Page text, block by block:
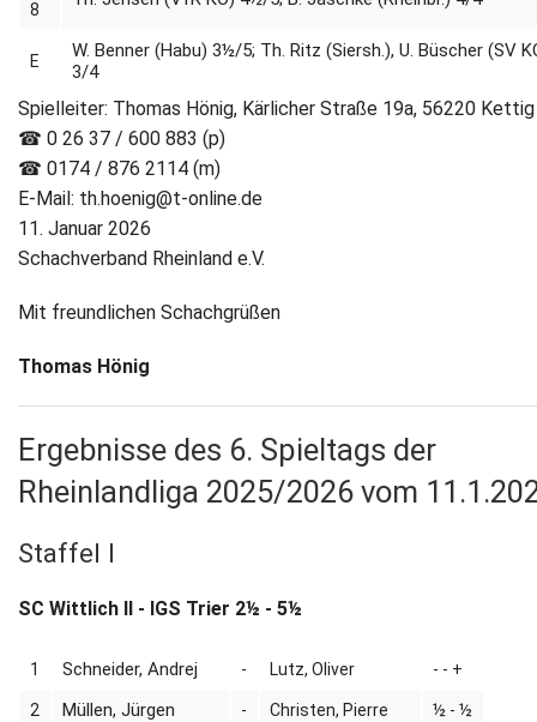
8
E
W. Benner (Habu) 3½/5; Th. Ritz (Siersh.), U. Büscher (SV
3/4
Spielleiter: Thomas Hönig, Kärlicher Straße 19a, 56220 Kettig
☎ 0 26 37 / 600 883 (p)
☎ 0174 / 876 2114 (m)
E-Mail: th.hoenig@t-online.de
11. Januar 2026
Schachverband Rheinland e.V.
Mit freundlichen Schachgrüßen
Thomas Hönig
Ergebnisse des 6. Spieltags der
Rheinlandliga 2025/2026 vom
Staffel I
SC Wittlich II - IGS Trier 2½ - 5½
1 Schneider, Andrej - Lutz, Oliver - - +
2 Müllen, Jürgen - Christen, Pierre ½ - ½